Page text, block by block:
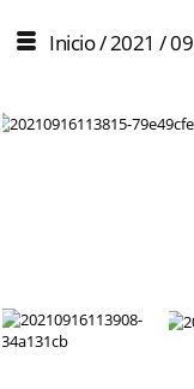
Inicio/2021 /09